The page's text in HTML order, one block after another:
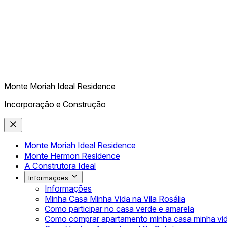
Monte Moriah Ideal Residence
Incorporação e Construção
Monte Moriah Ideal Residence
Monte Hermon Residence
A Construtora Ideal
Informações
Informações
Minha Casa Minha Vida na Vila Rosália
Como participar no casa verde e amarela
Como comprar apartamento minha casa minha